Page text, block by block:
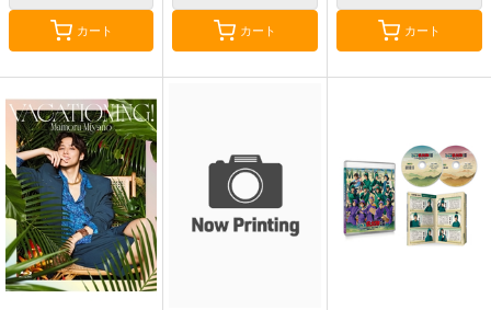
カート カート カート